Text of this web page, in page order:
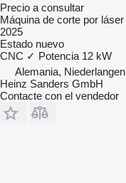
Precio a consultar
Máquina de corte por láser
2025
Estado nuevo
CNC ✓ Potencia 12 kW
Alemania, Niederlangen
Heinz Sanders GmbH
Contacte con el vendedor